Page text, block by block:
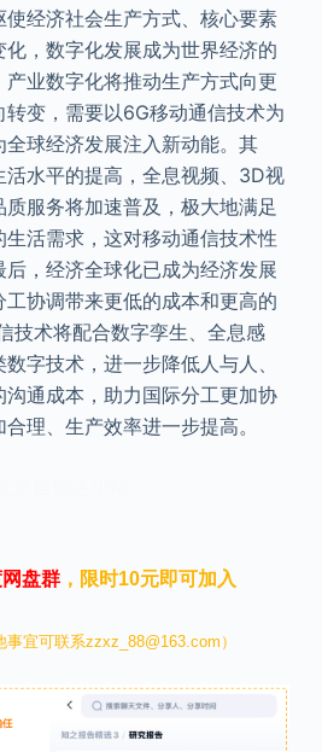
经济社会生产方式、核心要素
，数字化发展成为世界经济的
业数字化将推动生产方式向更
变，需要以6G移动通信技术为
球经济发展注入新动能。其
活水平的提高，全息视频、3D视
服务将加速普及，极大地满足
活需求，这对移动通信技术性
，经济全球化已成为经济发展
协调带来更低的成本和更高的
技术将配合数字孪生、全息感
字技术，进一步降低人与人、
沟通成本，助力国际分工更加协
理、生产效率进一步提高。
盘群，限时10元即可加入
事宜可联系zzxz_88@163.com）